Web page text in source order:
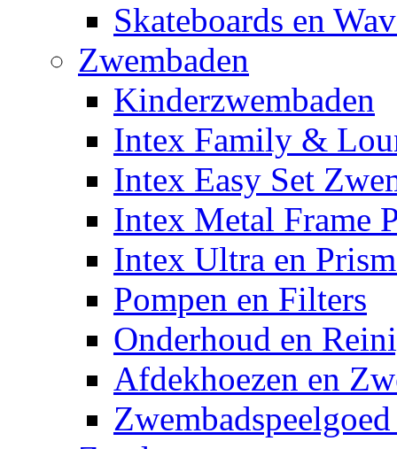
Skateboards en
Zwembaden
Kinderzwembaden
Intex Family &
Intex Easy Set
Intex Metal Frame
Intex Ultra en
Pompen en Filters
Onderhoud en
Afdekhoezen en